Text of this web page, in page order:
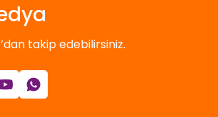
takip edebilirsiniz.